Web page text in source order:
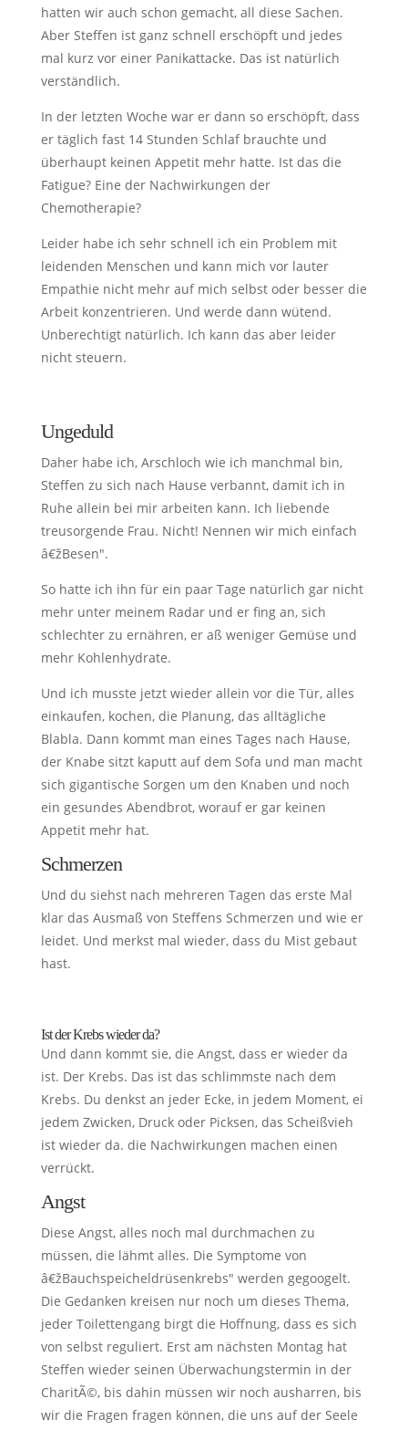
hatten wir auch schon gemacht, all diese Sachen.
Aber Steffen ist ganz schnell erschöpft und jedes
mal kurz vor einer Panikattacke. Das ist natürlich
verständlich.
In der letzten Woche war er dann so erschöpft, dass
er täglich fast 14 Stunden Schlaf brauchte und
überhaupt keinen Appetit mehr hatte. Ist das die
Fatigue? Eine der Nachwirkungen der
Chemotherapie?
Leider habe ich sehr schnell ich ein Problem mit
leidenden Menschen und kann mich vor lauter
Empathie nicht mehr auf mich selbst oder besser die
Arbeit konzentrieren. Und werde dann wütend.
Unberechtigt natürlich. Ich kann das aber leider
nicht steuern.
Ungeduld
Daher habe ich, Arschloch wie ich manchmal bin,
Steffen zu sich nach Hause verbannt, damit ich in
Ruhe allein bei mir arbeiten kann. Ich liebende
treusorgende Frau. Nicht! Nennen wir mich einfach
â€žBesen".
So hatte ich ihn für ein paar Tage natürlich gar nicht
mehr unter meinem Radar und er fing an, sich
schlechter zu ernähren, er aß weniger Gemüse und
mehr Kohlenhydrate.
Und ich musste jetzt wieder allein vor die Tür, alles
einkaufen, kochen, die Planung, das alltägliche
Blabla. Dann kommt man eines Tages nach Hause,
der Knabe sitzt kaputt auf dem Sofa und man macht
sich gigantische Sorgen um den Knaben und noch
ein gesundes Abendbrot, worauf er gar keinen
Appetit mehr hat.
Schmerzen
Und du siehst nach mehreren Tagen das erste Mal
klar das Ausmaß von Steffens Schmerzen und wie er
leidet. Und merkst mal wieder, dass du Mist gebaut
hast.
Ist der Krebs wieder da?
Und dann kommt sie, die Angst, dass er wieder da
ist. Der Krebs. Das ist das schlimmste nach dem
Krebs. Du denkst an jeder Ecke, in jedem Moment, ei
jedem Zwicken, Druck oder Picksen, das Scheißvieh
ist wieder da. die Nachwirkungen machen einen
verrückt.
Angst
Diese Angst, alles noch mal durchmachen zu
müssen, die lähmt alles. Die Symptome von
â€žBauchspeicheldrüsenkrebs" werden gegoogelt.
Die Gedanken kreisen nur noch um dieses Thema,
jeder Toilettengang birgt die Hoffnung, dass es sich
von selbst reguliert. Erst am nächsten Montag hat
Steffen wieder seinen Überwachungstermin in der
CharitÃ©, bis dahin müssen wir noch ausharren, bis
wir die Fragen fragen können, die uns auf der Seele